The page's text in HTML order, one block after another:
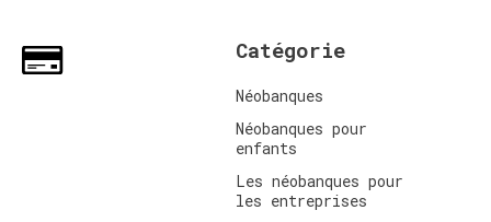
Catégorie
Néobanques
Néobanques pour
enfants
Les néobanques pour
les entreprises